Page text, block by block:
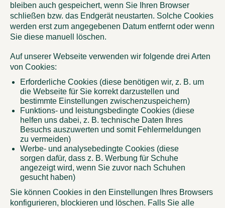
bleiben auch gespeichert, wenn Sie Ihren Browser
schließen bzw. das Endgerät neustarten. Solche Cookies
werden erst zum angegebenen Datum entfernt oder wenn
Sie diese manuell löschen.
Auf unserer Webseite verwenden wir folgende drei Arten
von Cookies:
Erforderliche Cookies (diese benötigen wir, z. B. um
die Webseite für Sie korrekt darzustellen und
bestimmte Einstellungen zwischenzuspeichern)
Funktions- und leistungsbedingte Cookies (diese
helfen uns dabei, z. B. technische Daten Ihres
Besuchs auszuwerten und somit Fehlermeldungen
zu vermeiden)
Werbe- und analysebedingte Cookies (diese
sorgen dafür, dass z. B. Werbung für Schuhe
angezeigt wird, wenn Sie zuvor nach Schuhen
gesucht haben)
Sie können Cookies in den Einstellungen Ihres Browsers
konfigurieren, blockieren und löschen. Falls Sie alle